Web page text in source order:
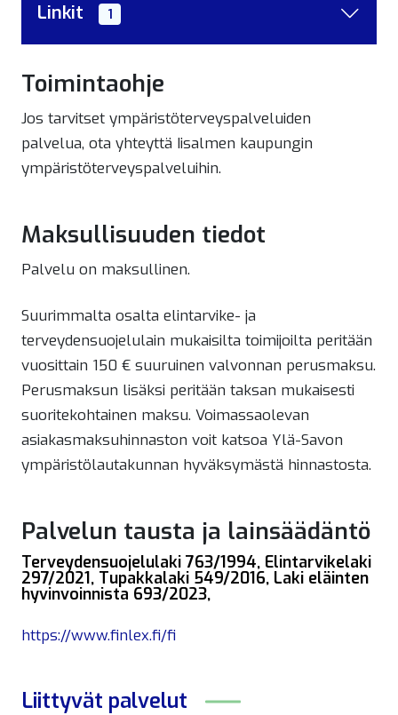
Linkit 1
Toimintaohje
Jos tarvitset ympäristöterveyspalveluiden
palvelua, ota yhteyttä Iisalmen kaupungin
ympäristöterveyspalveluihin.
Maksullisuuden tiedot
Palvelu on maksullinen.
Suurimmalta osalta elintarvike- ja
terveydensuojelulain mukaisilta toimijoilta peritään
vuosittain 150 € suuruinen valvonnan perusmaksu.
Perusmaksun lisäksi peritään taksan mukaisesti
suoritekohtainen maksu. Voimassaolevan
asiakasmaksuhinnaston voit katsoa Ylä-Savon
ympäristölautakunnan hyväksymästä hinnastosta.
Palvelun tausta ja lainsäädäntö
Terveydensuojelulaki 763/1994, Elintarvikelaki
297/2021, Tupakkalaki 549/2016, Laki eläinten
hyvinvoinnista 693/2023,
https://www.finlex.fi/fi
Liittyvät palvelut